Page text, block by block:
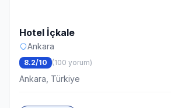
Hotel İçkale
Ankara
8.2/10 (100 yorum)
Ankara, Türkiye